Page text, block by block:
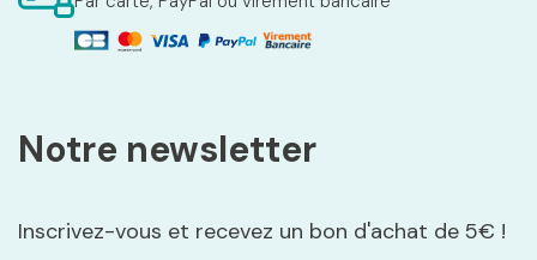
Notre newsletter
Inscrivez-vous et recevez un bon d'achat de 5€ !